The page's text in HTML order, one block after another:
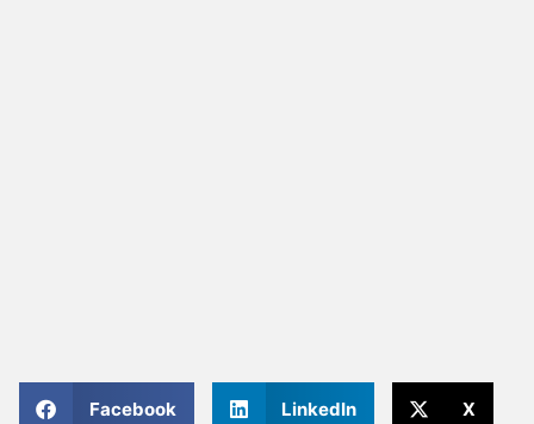
Facebook LinkedIn X